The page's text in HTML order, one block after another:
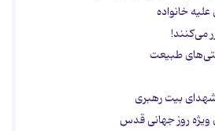
می‌کنند!
طبیعت
شهدای بیت رهبری
روز جهانی قدس